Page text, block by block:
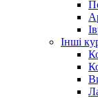
Інші